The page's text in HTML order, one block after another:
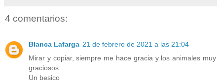
4 comentarios:
Blanca Lafarga 21 de febrero de 2021 a las 21:04
Mirar y copiar, siempre me hace gracia y los animales muy
graciosos.
Un besico